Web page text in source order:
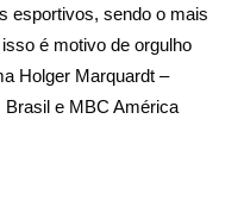
esportivos, sendo o mais
é motivo de orgulho
Holger Marquardt –
e MBC América